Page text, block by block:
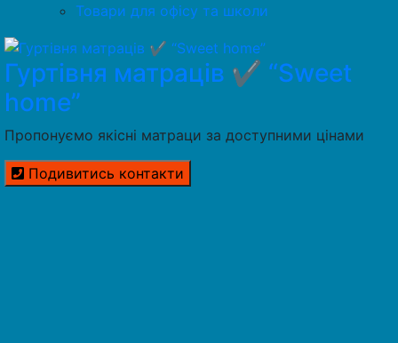
Товари для офісу та школи
Гуртівня матраців ✔️ “Sweet
home”
Пропонуємо якісні матраци за доступними цінами
Подивитись контакти